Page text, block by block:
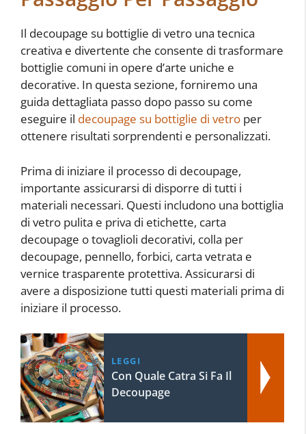
Il decoupage su bottiglie di vetro una tecnica
creativa e divertente che consente di trasformare
bottiglie comuni in opere d’arte uniche e
decorative. In questa sezione, forniremo una
guida dettagliata passo dopo passo su come
eseguire il decoupage su bottiglie di vetro per
ottenere risultati sorprendenti e personalizzati.
Prima di iniziare il processo di decoupage,
importante assicurarsi di disporre di tutti i
materiali necessari. Questi includono una bottiglia
di vetro pulita e priva di etichette, carta
decoupage o tovaglioli decorativi, colla per
decoupage, pennello, forbici, carta vetrata e
vernice trasparente protettiva. Assicurarsi di
avere a disposizione tutti questi materiali prima di
iniziare il processo.
LEGGI
Con Quale Catra Si Fa Il
Decoupage